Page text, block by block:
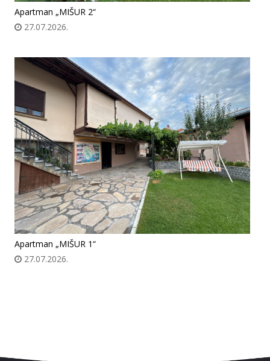
Apartman „MIŠUR 2“
27.07.2026.
Apartman „MIŠUR 1“
27.07.2026.